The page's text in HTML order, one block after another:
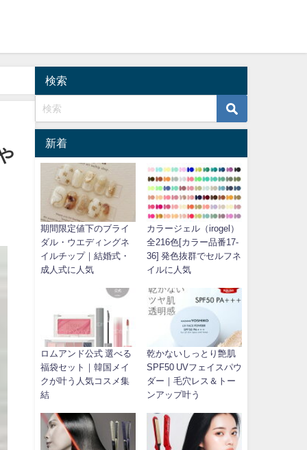
検索
新着
期間限定値下のブライ
ダル・ウエディングネ
イルチップ｜結婚式・
成人式に人気
カラージェル（irogel）
全216色[カラー品番17-
36] 発色抜群でセルフネ
イルに人気
ロムアンド公式 選べる
福袋セット｜韓国メイ
クが叶う人気コスメ集
結
乾かないしっとり艶肌
SPF50 UVフェイスパウ
ダー｜毛穴レス＆トー
ンアップ叶う